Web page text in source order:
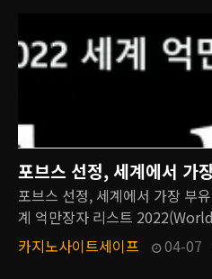
포브스 선정, 세계에서 가
포브스 선정, 세계에서 가장 부
계 억만장자 리스트
카지노사이트세이프
04-07